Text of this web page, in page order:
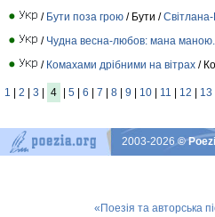
/ Бути поза грою / Бути /
/ Чудна весна-любов: мана маною.
/ Комахами дрібними на вітрах /
1 | 2 | 3 | 4 | 5 | 6 | 7 | 8 | 9 | 10 | 11 | 12 | 13
2003-2026©
«Поезія та авторська